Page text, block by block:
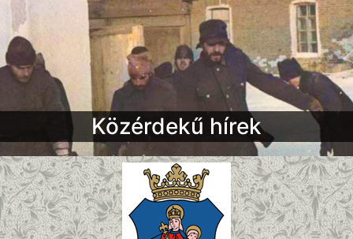
Közérdekű hírek